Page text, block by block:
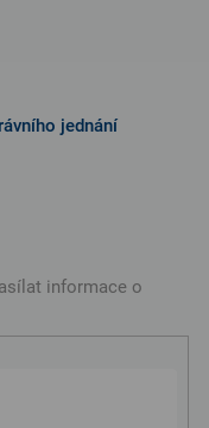
jednání
informace o